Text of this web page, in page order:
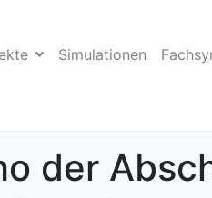
Simulationen
der